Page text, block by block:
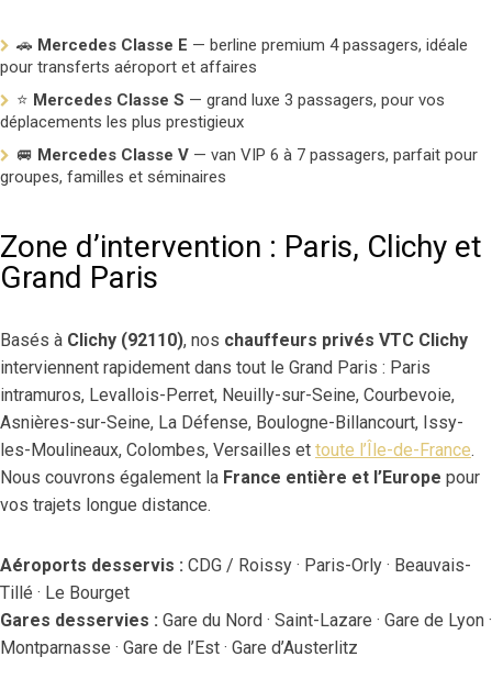
🚗 Mercedes Classe E — berline premium 4 passagers, idéale
pour transferts aéroport et affaires
⭐ Mercedes Classe S — grand luxe 3 passagers, pour vos
déplacements les plus prestigieux
🚐 Mercedes Classe V — van VIP 6 à 7 passagers, parfait pour
groupes, familles et séminaires
Zone d’intervention : Paris, Clichy et
Grand Paris
Basés à Clichy (92110), nos chauffeurs privés VTC Clichy
interviennent rapidement dans tout le Grand Paris : Paris
intramuros, Levallois-Perret, Neuilly-sur-Seine, Courbevoie,
Asnières-sur-Seine, La Défense, Boulogne-Billancourt, Issy-
les-Moulineaux, Colombes, Versailles et toute l’Île-de-France.
Nous couvrons également la France entière et l’Europe pour
vos trajets longue distance.
Aéroports desservis : CDG / Roissy · Paris-Orly · Beauvais-
Tillé · Le Bourget
Gares desservies : Gare du Nord · Saint-Lazare · Gare de Lyon ·
Montparnasse · Gare de l’Est · Gare d’Austerlitz